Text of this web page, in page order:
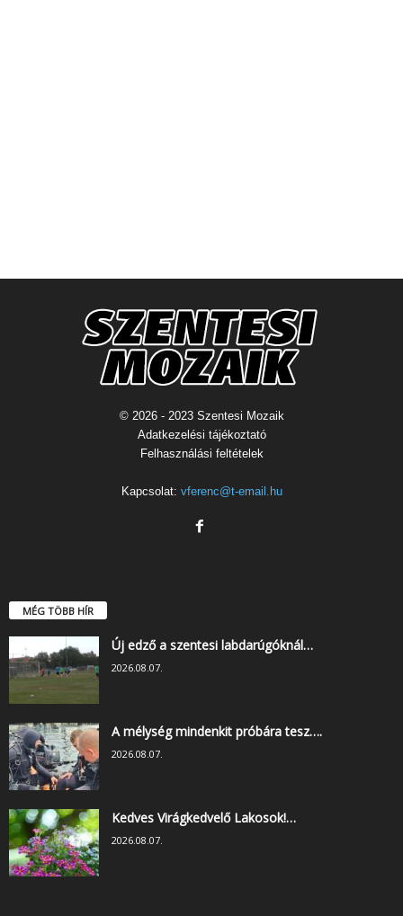
© 2026 - 2023 Szentesi Mozaik
Adatkezelési tájékoztató
Felhasználási feltételek
Kapcsolat: vferenc@t-email.hu
MÉG TÖBB HÍR
Új edző a szentesi labdarúgóknál…
2026.08.07.
A mélység mindenkit próbára tesz….
2026.08.07.
Kedves Virágkedvelő Lakosok!…
2026.08.07.